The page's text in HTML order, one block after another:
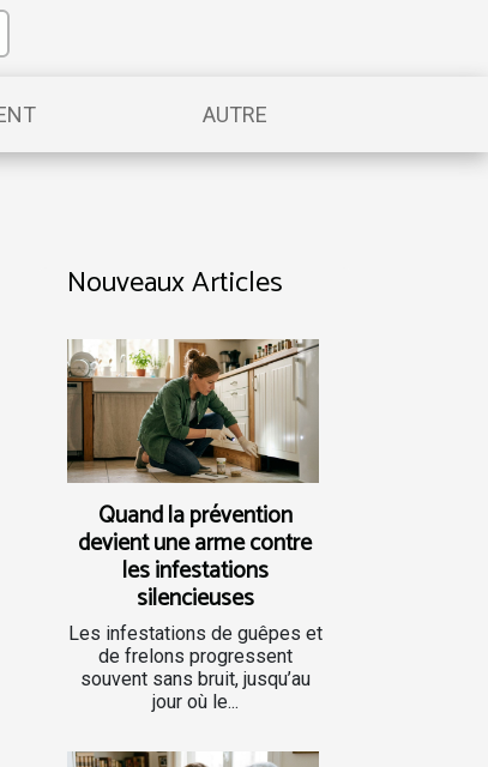
AUTRE
Nouveaux Articles
Quand la prévention
devient une arme contre
les infestations
silencieuses
Les infestations de guêpes et
de frelons progressent
souvent sans bruit, jusqu’au
jour où le...